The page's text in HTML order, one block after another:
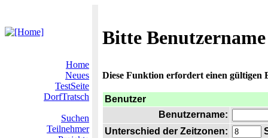
Bitte
Home
Neues
TestSeite
DorfTratsch
Suchen
Teilnehmer
Diese Funktion erfordert einen gültigen
Benutzer
Benutzername:
Unterschied der Zeitzonen: